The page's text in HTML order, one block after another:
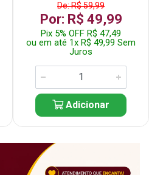
De: R$ 59,99
Por: R$ 49,99
Pix 5% OFF R$ 47,49
ou em até 1x R$ 49,99 Sem
Juros
Adicionar